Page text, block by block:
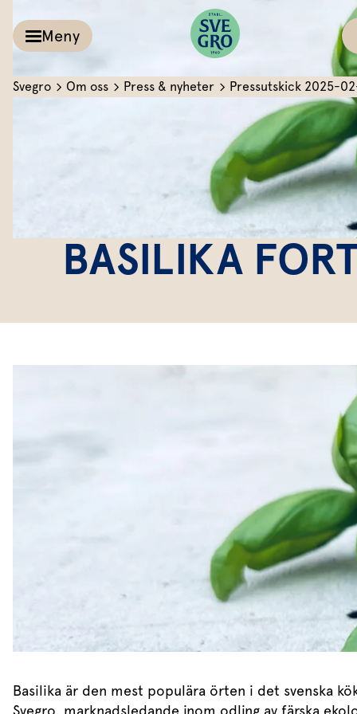
Meny
Vårt
Växthus
Om oss
Kalla såser &
Pesto
Röror
Kalla såser
Aioli
Dressing
Svegro Om oss Press & nyheter Pressutskick 2025-
BASILIKA
Basilika är den mest populära örten i det svenska
Svegro, marknadsledande inom odling av färska